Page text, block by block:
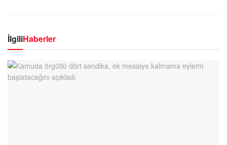
İlgiliHaberler